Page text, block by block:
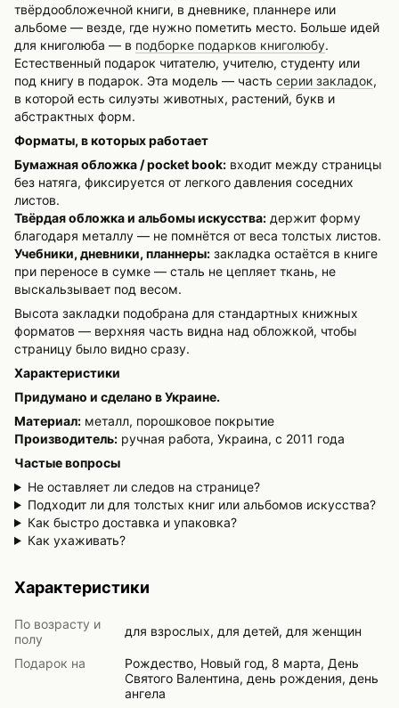
твёрдообложечной книги, в дневнике, планнере или
альбоме — везде, где нужно пометить место. Больше идей
для книголюба — в подборке подарков книголюбу.
Естественный подарок читателю, учителю, студенту или
под книгу в подарок. Эта модель — часть серии закладок,
в которой есть силуэты животных, растений, букв и
абстрактных форм.
Форматы, в которых работает
Бумажная обложка / pocket book: входит между страницы
без натяга, фиксируется от легкого давления соседних
листов.
Твёрдая обложка и альбомы искусства: держит форму
благодаря металлу — не помнётся от веса толстых листов.
Учебники, дневники, планнеры: закладка остаётся в книге
при переносе в сумке — сталь не цепляет ткань, не
выскальзывает под весом.
Высота закладки подобрана для стандартных книжных
форматов — верхняя часть видна над обложкой, чтобы
страницу было видно сразу.
Характеристики
Придумано и сделано в Украине.
Материал: металл, порошковое покрытие
Производитель: ручная работа, Украина, с 2011 года
Частые вопросы
Не оставляет ли следов на странице?
Подходит ли для толстых книг или альбомов искусства?
Как быстро доставка и упаковка?
Как ухаживать?
Характеристики
По возрасту и
полу
для взрослых, для детей, для женщин
Подарок на
Рождество, Новый год, 8 марта, День
Святого Валентина, день рождения, день
ангела